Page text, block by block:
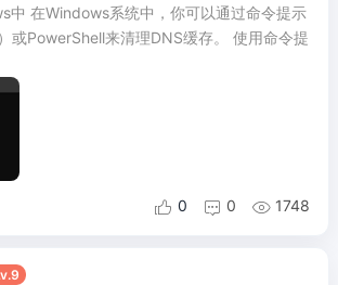
中 在Windows系统中，你可以通过命令提示
或PowerShell来清理DNS缓存。 使用命令提
 0  0  1748